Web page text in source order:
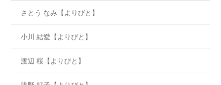
さとう なみ【よりびと】
小川 結愛【よりびと】
渡辺 桜【よりびと】